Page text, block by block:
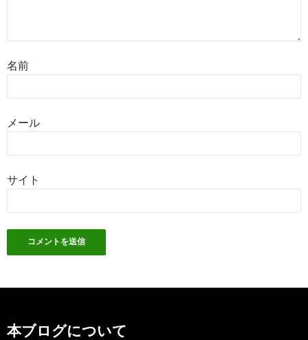
名前
メール
サイト
本ブログについて